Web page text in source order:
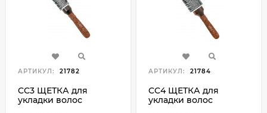
АРТИКУЛ: 21782
CC3 ЩЕТКА для
укладки волос
АРТИКУЛ: 21784
CC4 ЩЕТКА для
укладки волос